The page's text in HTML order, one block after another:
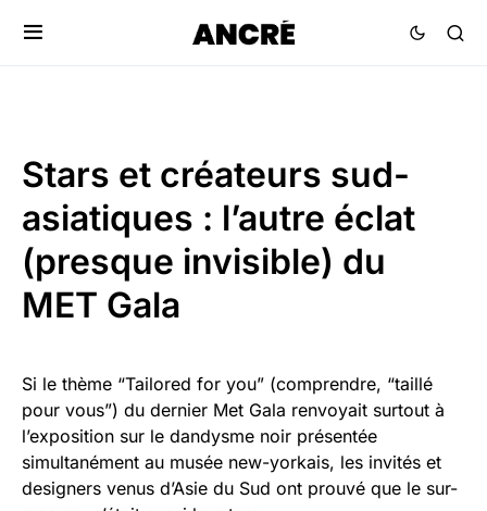
Stars et créateurs sud-
asiatiques : l’autre éclat
(presque invisible) du
MET Gala
Si le thème “Tailored for you” (comprendre, “taillé
pour vous”) du dernier Met Gala renvoyait surtout à
l’exposition sur le dandysme noir présentée
simultanément au musée new-yorkais, les invités et
designers venus d’Asie du Sud ont prouvé que le sur-